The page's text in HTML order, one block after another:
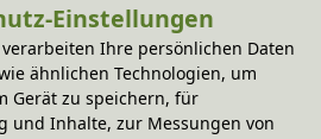
Einstellungen
Ihre persönlichen Daten
ähnlichen Technologien, um
Gerät zu speichern, für
und Inhalte, zur Messungen von